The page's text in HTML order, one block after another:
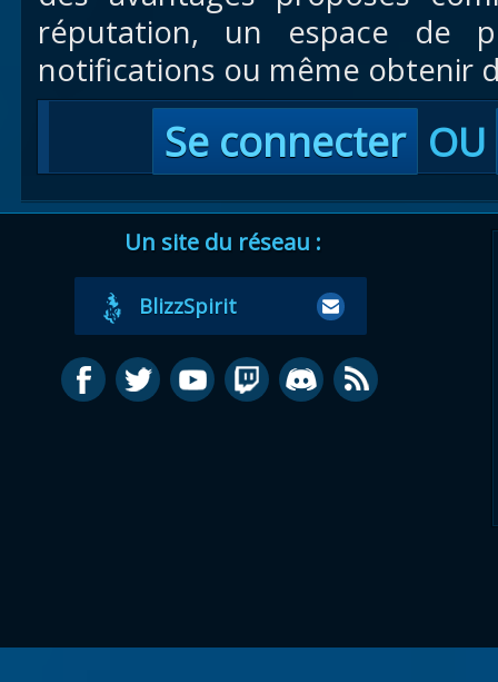
réputation, un espace de
notifications ou même obtenir
Se connecter OU
Un site du réseau :
BlizzSpirit